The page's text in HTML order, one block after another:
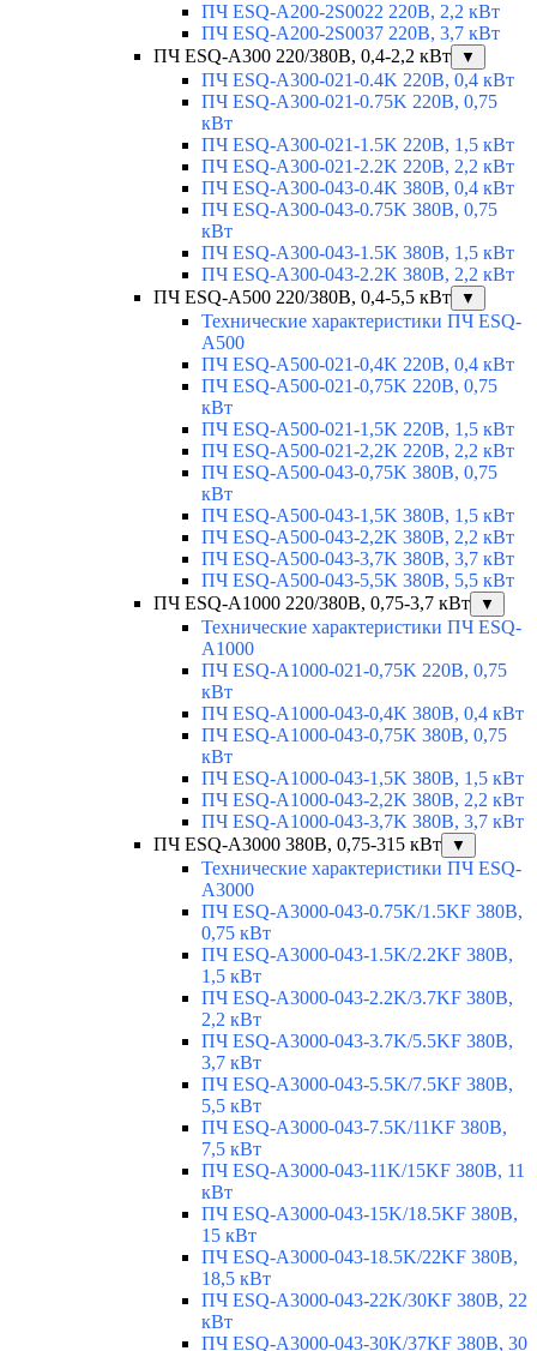
ПЧ ESQ-A200-2S0022 220В, 2,2 кВт
ПЧ ESQ-A200-2S0037 220В, 3,7 кВт
ПЧ ESQ-A300 220/380В, 0,4-2,2 кВт
▼
ПЧ ESQ-A300-021-0.4K 220В, 0,4 кВт
ПЧ ESQ-A300-021-0.75K 220В, 0,75
кВт
ПЧ ESQ-A300-021-1.5K 220В, 1,5 кВт
ПЧ ESQ-A300-021-2.2K 220В, 2,2 кВт
ПЧ ESQ-A300-043-0.4K 380В, 0,4 кВт
ПЧ ESQ-A300-043-0.75K 380В, 0,75
кВт
ПЧ ESQ-A300-043-1.5K 380В, 1,5 кВт
ПЧ ESQ-A300-043-2.2K 380В, 2,2 кВт
ПЧ ESQ-A500 220/380В, 0,4-5,5 кВт
▼
Технические характеристики ПЧ ESQ-
A500
ПЧ ESQ-A500-021-0,4K 220В, 0,4 кВт
ПЧ ESQ-A500-021-0,75K 220В, 0,75
кВт
ПЧ ESQ-A500-021-1,5K 220В, 1,5 кВт
ПЧ ESQ-A500-021-2,2K 220В, 2,2 кВт
ПЧ ESQ-A500-043-0,75K 380В, 0,75
кВт
ПЧ ESQ-A500-043-1,5K 380В, 1,5 кВт
ПЧ ESQ-A500-043-2,2K 380В, 2,2 кВт
ПЧ ESQ-A500-043-3,7K 380В, 3,7 кВт
ПЧ ESQ-A500-043-5,5K 380В, 5,5 кВт
ПЧ ESQ-A1000 220/380В, 0,75-3,7 кВт
▼
Технические характеристики ПЧ ESQ-
A1000
ПЧ ESQ-A1000-021-0,75K 220В, 0,75
кВт
ПЧ ESQ-A1000-043-0,4K 380В, 0,4 кВт
ПЧ ESQ-A1000-043-0,75K 380В, 0,75
кВт
ПЧ ESQ-A1000-043-1,5K 380В, 1,5 кВт
ПЧ ESQ-A1000-043-2,2K 380В, 2,2 кВт
ПЧ ESQ-A1000-043-3,7K 380В, 3,7 кВт
ПЧ ESQ-A3000 380В, 0,75-315 кВт
▼
Технические характеристики ПЧ ESQ-
A3000
ПЧ ESQ-A3000-043-0.75K/1.5KF 380В,
0,75 кВт
ПЧ ESQ-A3000-043-1.5K/2.2KF 380В,
1,5 кВт
ПЧ ESQ-A3000-043-2.2K/3.7KF 380В,
2,2 кВт
ПЧ ESQ-A3000-043-3.7K/5.5KF 380В,
3,7 кВт
ПЧ ESQ-A3000-043-5.5K/7.5KF 380В,
5,5 кВт
ПЧ ESQ-A3000-043-7.5K/11KF 380В,
7,5 кВт
ПЧ ESQ-A3000-043-11K/15KF 380В, 11
кВт
ПЧ ESQ-A3000-043-15K/18.5KF 380В,
15 кВт
ПЧ ESQ-A3000-043-18.5K/22KF 380В,
18,5 кВт
ПЧ ESQ-A3000-043-22K/30KF 380В, 22
кВт
ПЧ ESQ-A3000-043-30K/37KF 380В, 30